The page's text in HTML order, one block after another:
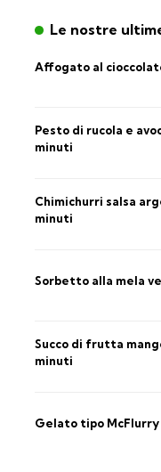
Le nostre
Affogato al
Pesto di rucola e
minuti
Chimichurri salsa
minuti
Sorbetto alla mela
Succo di frutta
minuti
Gelato tipo